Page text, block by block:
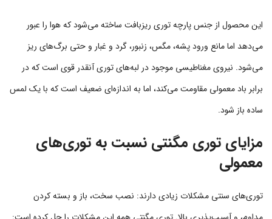
این محصول از جنس پارچه توری ریزبافت ساخته می‌شود که هوا را عبور
می‌دهد اما مانع ورود پشه، مگس، زنبور، گرد و غبار و حتی برگ‌های ریز
می‌شود. نیروی مغناطیسی موجود در لبه‌های توری آنقدر قوی است که در
برابر باد معمولی مقاومت می‌کند، اما به اندازه‌ای ضعیف است که با یک لمس
ساده باز شود.
مزایای توری مگنتی نسبت به توری‌های
معمولی
توری‌های سنتی مشکلات زیادی دارند: نصب سخت، باز و بسته کردن